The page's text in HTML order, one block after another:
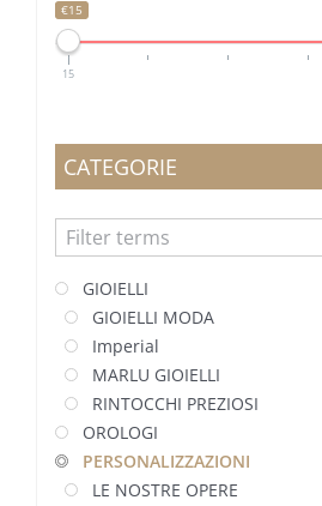
€15
15
CATEGORIE
GIOIELLI
GIOIELLI MODA
Imperial
MARLU GIOIELLI
RINTOCCHI PREZIOSI
OROLOGI
PERSONALIZZAZIONI
LE NOSTRE OPERE